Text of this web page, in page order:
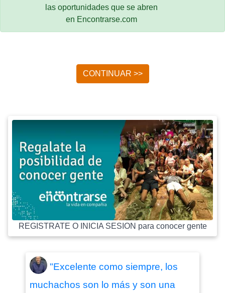
las oportunidades que se abren
en Encontrarse.com
CONTINUAR >>
REGISTRATE O INICIA SESION para conocer gente
"Excelente como siempre, los
muchachos son lo más y son una